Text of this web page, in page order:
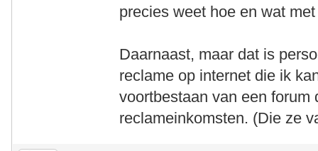
precies weet hoe en wat
Daarnaast, maar dat is
reclame op internet die ik
voortbestaan van een
reclameinkomsten. (Die ze